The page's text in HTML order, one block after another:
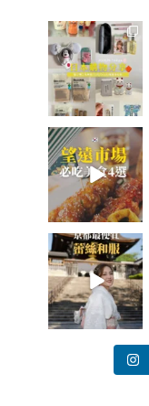
💭留言「免費」
傳日本藥妝店/百
貨/機場/Donki/
折價券給你...
452
44
\🇰🇷韓國望遠市
場4家必吃美食
😋/
💭留言「望遠市
場」傳地址給
你...
345
59
💭留言「蕾絲」
傳預約🔗給你！
\🇯🇵京都最便宜
蕾絲和服推
薦！/ ...
101